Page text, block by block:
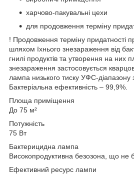
харчово-пакувальні цехи
для продовження терміну
! Продовження терміну придатності
шляхом їхнього знезараження від
гнилі продуктів та утворення на них
знезараження застосовується
лампа низького тиску УФС-діапазону
Бактеріальна ефективність – 99,9%.
Площа приміщення
До 75 м²
Потужність
75 Вт
Бактерицидна лампа
Високопродуктивна безозона, що не
Ефективний ресурс лампи